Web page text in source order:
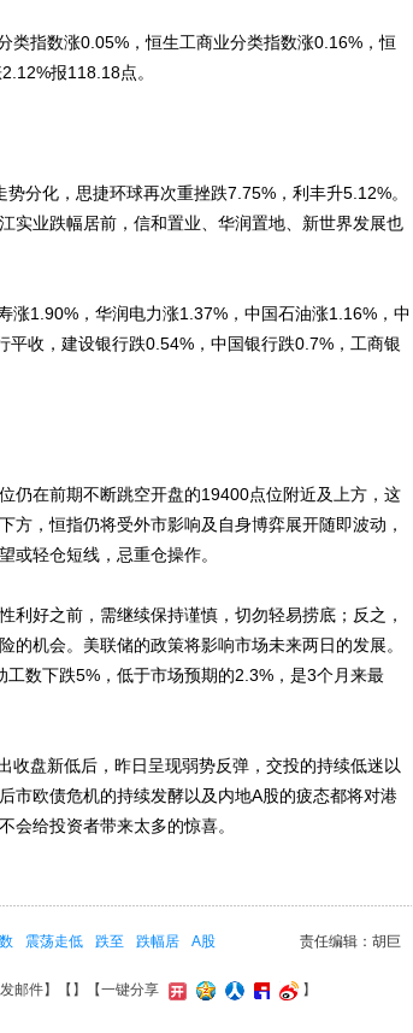
指数涨0.05%，恒生工商业分类指数涨0.16%，恒
报118.18点。
化，思捷环球再次重挫跌7.75%，利丰升5.12%。
实业跌幅居前，信和置业、华润置地、新世界发展也
1.90%，华润电力涨1.37%，中国石油涨1.16%，中
收，建设银行跌0.54%，中国银行跌0.7%，工商银
在前期不断跳空开盘的19400点位附近及上方，这
方，恒指仍将受外市影响及自身博弈展开随即波动，
或轻仓短线，忌重仓操作。
好之前，需继续保持谨慎，切勿轻易捞底；反之，
机会。美联储的政策将影响市场未来两日的发展。
数下跌5%，低于市场预期的2.3%，是3个月来最
盘新低后，昨日呈现弱势反弹，交投的持续低迷以
市欧债危机的持续发酵以及内地A股的疲态都将对港
会给投资者带来太多的惊喜。
责任编辑：胡巨
震荡走低 跌至 跌幅居 A股
邮件】【 】 【一键分享 】